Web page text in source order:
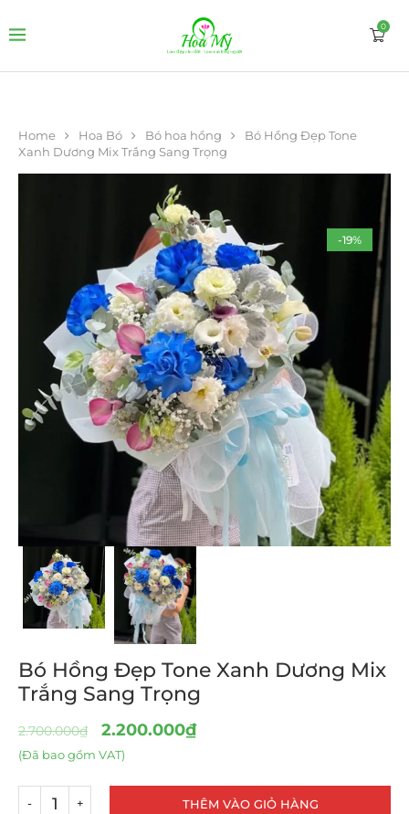
0
Home Hoa Bó Bó hoa hồng
Bó Hồng Đẹp Tone
Xanh Dương Mix Trắng Sang Trọng
-19%
Bó Hồng Đẹp Tone Xanh Dương Mix
Trắng Sang Trọng
2.700.000₫ 2.200.000₫
(Đã bao gồm VAT)
THÊM VÀO GIỎ HÀNG